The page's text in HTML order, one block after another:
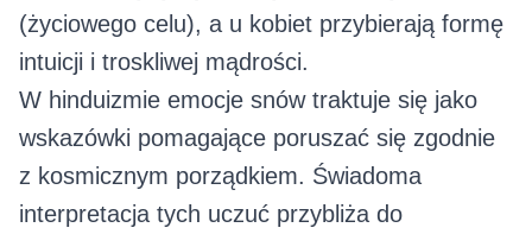
(życiowego celu), a u kobiet przybierają formę
intuicji i troskliwej mądrości.
W hinduizmie emocje snów traktuje się jako
wskazówki pomagające poruszać się zgodnie
z kosmicznym porządkiem. Świadoma
interpretacja tych uczuć przybliża do